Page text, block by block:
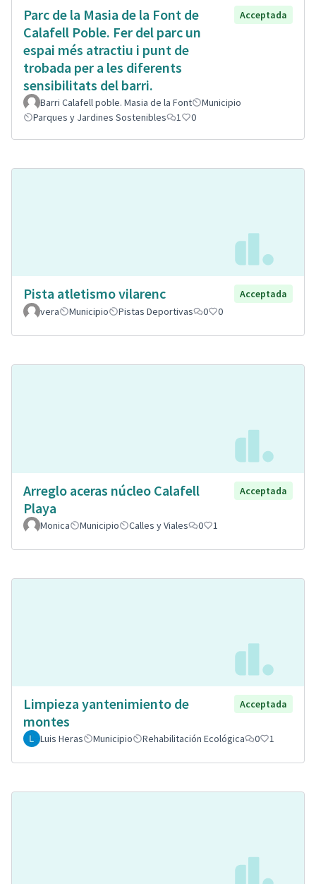
Parc de la Masia de la Font de
Calafell Poble. Fer del parc un
espai més atractiu i punt de
trobada per a les diferents
sensibilitats del barri.
Acceptada
Barri Calafell poble. Masia de la Font
Municipio
Parques y Jardines Sostenibles
1 0
Pista atletismo vilarenc
Acceptada
vera
Municipio Pistas Deportivas 0 0
Arreglo aceras núcleo Calafell
Playa
Acceptada
Monica Municipio Calles y Viales 0 1
Limpieza yantenimiento de
montes
Acceptada
Luis Heras Municipio Rehabilitación Ecológica 0 1